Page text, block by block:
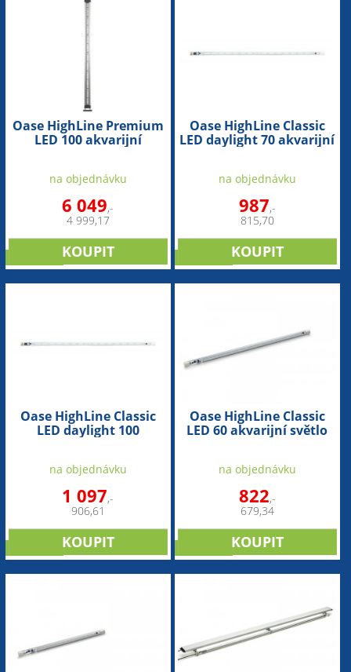
Oase HighLine Premium
LED 100 akvarijní
na objednávku
6 049,-
4 999,17
Oase HighLine Classic
LED daylight 70 akvarijní
na objednávku
987,-
815,70
Oase HighLine Classic
LED daylight 100
na objednávku
1 097,-
906,61
Oase HighLine Classic
LED 60 akvarijní světlo
na objednávku
822,-
679,34